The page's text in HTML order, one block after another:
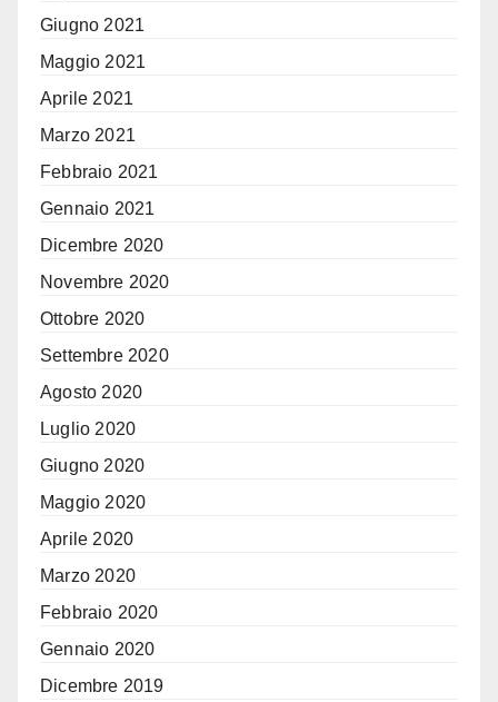
Giugno 2021
Maggio 2021
Aprile 2021
Marzo 2021
Febbraio 2021
Gennaio 2021
Dicembre 2020
Novembre 2020
Ottobre 2020
Settembre 2020
Agosto 2020
Luglio 2020
Giugno 2020
Maggio 2020
Aprile 2020
Marzo 2020
Febbraio 2020
Gennaio 2020
Dicembre 2019